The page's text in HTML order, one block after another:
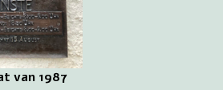
van 1987